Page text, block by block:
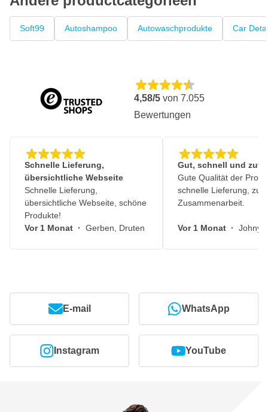
Soft99 Autoshampoo Autowaschprodukte Car
4,58/5 von 7.055
Bewertungen
Schnelle Lieferung,
übersichtliche Webseite
Schnelle Lieferung,
übersichtliche Webseite, schöne
Produkte!
Vor 1 Monat · Gerben, Druten
Gut, schnell und
Gute Qualität der
schnelle Lieferung,
Zusammenarbeit.
Vor 1 Monat · Johny,
E-mail WhatsApp
Instagram YouTube